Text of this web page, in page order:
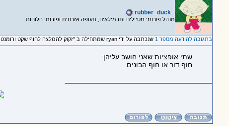
rubber_duck
מנהל פורומי מטיילים ותרמילאים, תעופה אזרחית ופורומי הלוחות
בתגובה להודעה מספר 1 שנכתבה על ידי ryan שמתחילה ב "זקוק להמלצה לחוף שקט ורומנטי"
שתי אופציות שאני חושב עליהן:
חוף דור או חוף הבונים.